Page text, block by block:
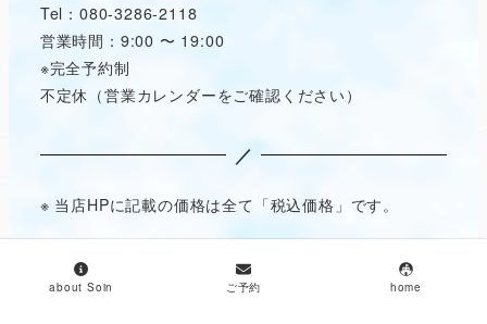
Tel：080-3286-2118
営業時間：9:00 〜 19:00
※完全予約制
不定休（営業カレンダーをご確認ください）
／
※ 当店HPに記載の価格は全て「税込価格」です。
© 2018 INDIBA ESTHETIC SALON Soin［ソワン］
about Soin ご予約 home